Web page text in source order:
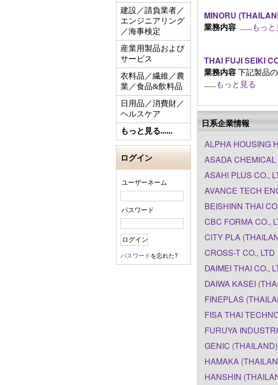
建設／請負業者／
エンジニアリング
／海事検定
産業用製品および
サービス
衣料品／繊維／農
業／食品&飲料品
日用品／消費財／
ヘルスケア
もっと見る......
ログイン
ユーザーネーム
パスワード
パスワードを忘れた?
MINORU
業務内容 ......もっ
THAI FUJI SEIKI
業務内容下記製品
......もっと見る
日系企業情報
ALPHA HOUSING
ASADA CHEMICAL
ASAHl PLUS CO.,
AVANCE TECH
BEISHINN THAI
CBC FORMA CO.,
CITY PLA
CROSS-T CO., LTD
DAIMEI THAI CO.,
DAIWA KASEI
FINEPLAS
FISA THAI
FURUYA
GENIC
HAMAKA
HANSHIN